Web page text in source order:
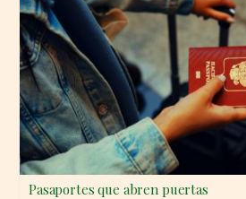
Pasaportes que abren puertas